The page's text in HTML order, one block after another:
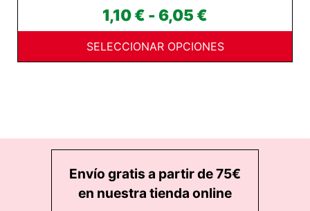
1,10€ -6,05€
de
precios:
6,05 €
SELECCIONAR OPCIONES
Envío gratis a partir de 75€
en nuestra tienda online